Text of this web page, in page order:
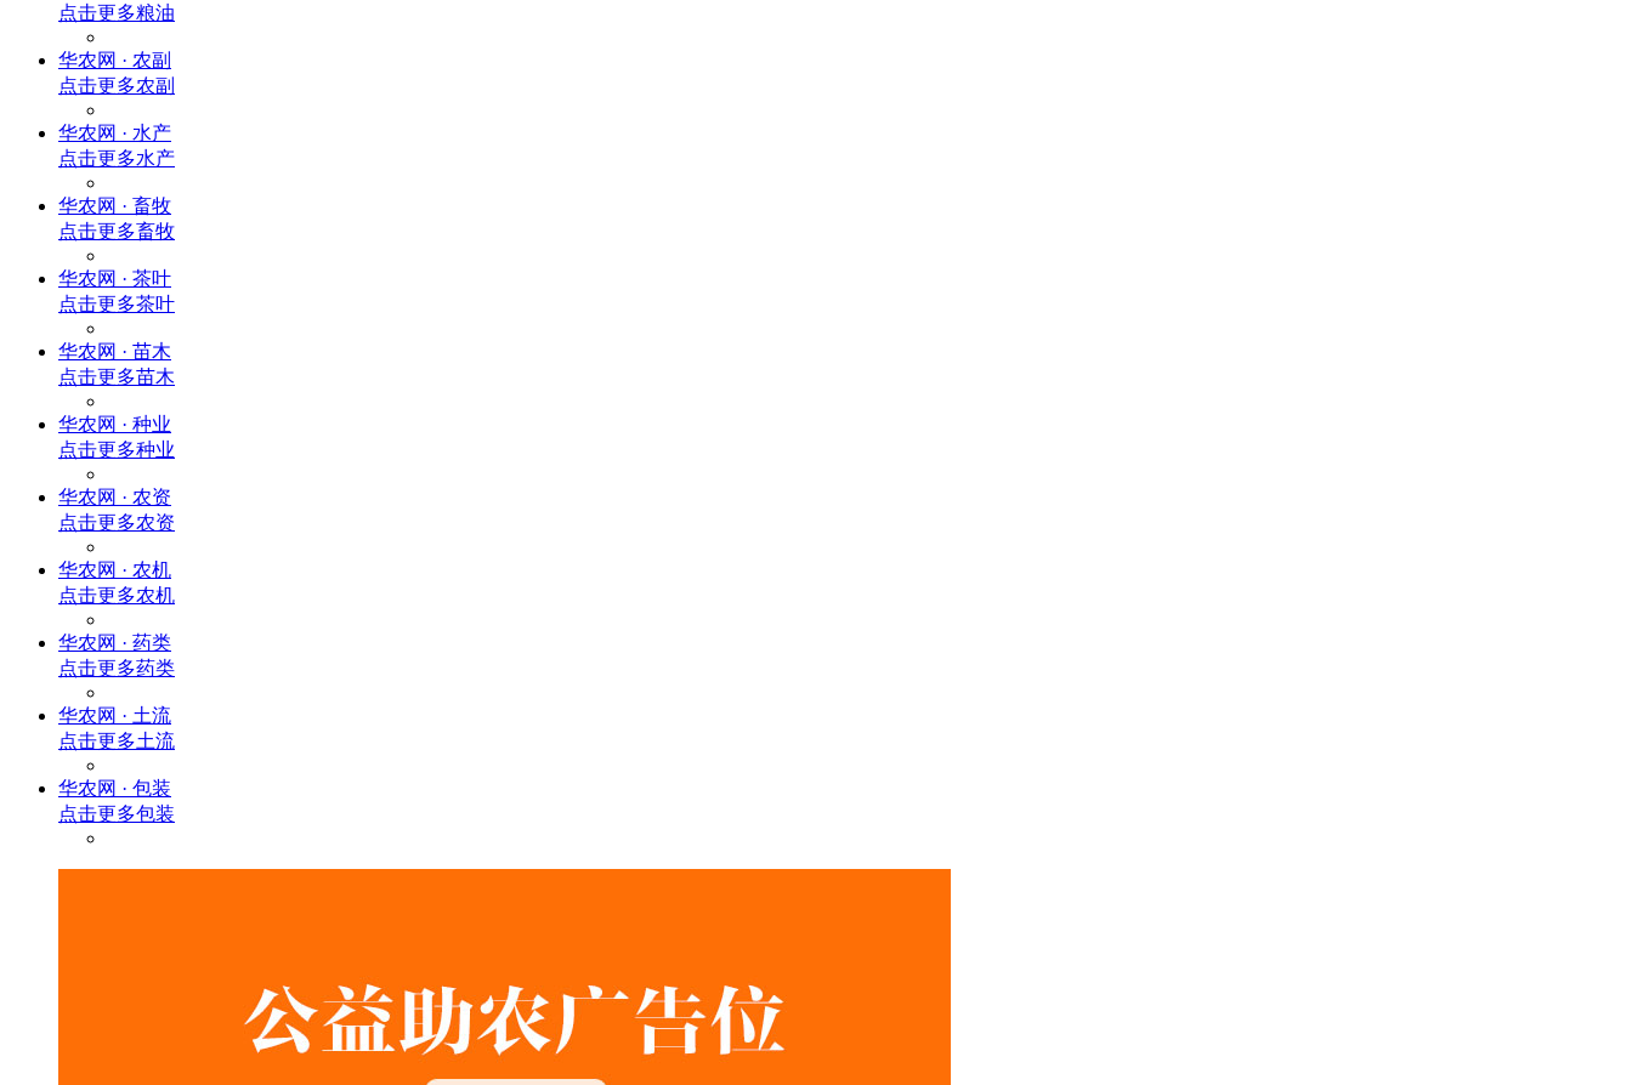
点击更多粮油
华农网 · 农副
点击更多农副
华农网 · 水产
点击更多水产
华农网 · 畜牧
点击更多畜牧
华农网 · 茶叶
点击更多茶叶
华农网 · 苗木
点击更多苗木
华农网 · 种业
点击更多种业
华农网 · 农资
点击更多农资
华农网 · 农机
点击更多农机
华农网 · 药类
点击更多药类
华农网 · 土流
点击更多土流
华农网 · 包装
点击更多包装